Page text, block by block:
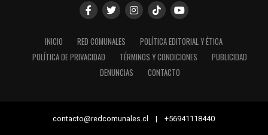
INICIO RED COMUNALES
POLÍTICA EDITORIAL Y ÉTICA
POLÍTICA DE PRIVACIDAD
TÉRMINOS Y CONDICIONES
PUBLICIDAD
DENUNCIAS
CONTACTO
contacto@redcomunales.cl | +56941118440